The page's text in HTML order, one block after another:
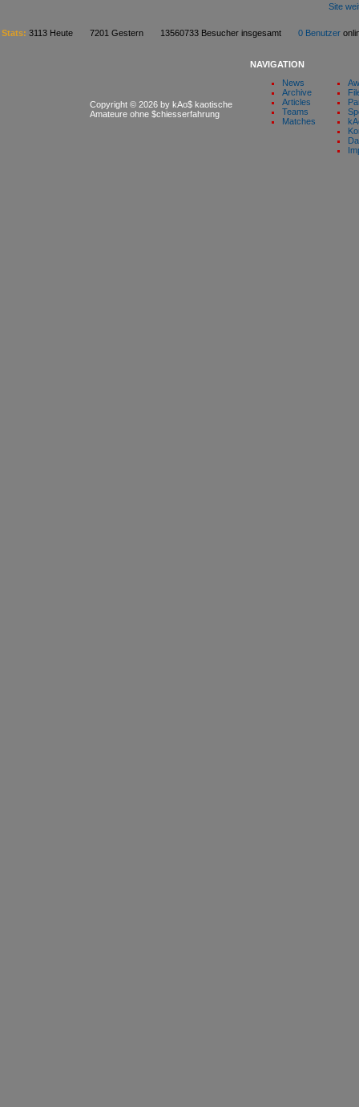
Site
Stats: 3113 Heute 7201 Gestern 13560733 Besucher insgesamt 0 Benutzer
Copyright © 2026 by kAo$ kaotische
Amateure ohne $chiesserfahrung
NAVIGATION
News
Archive
Articles
Teams
Matches